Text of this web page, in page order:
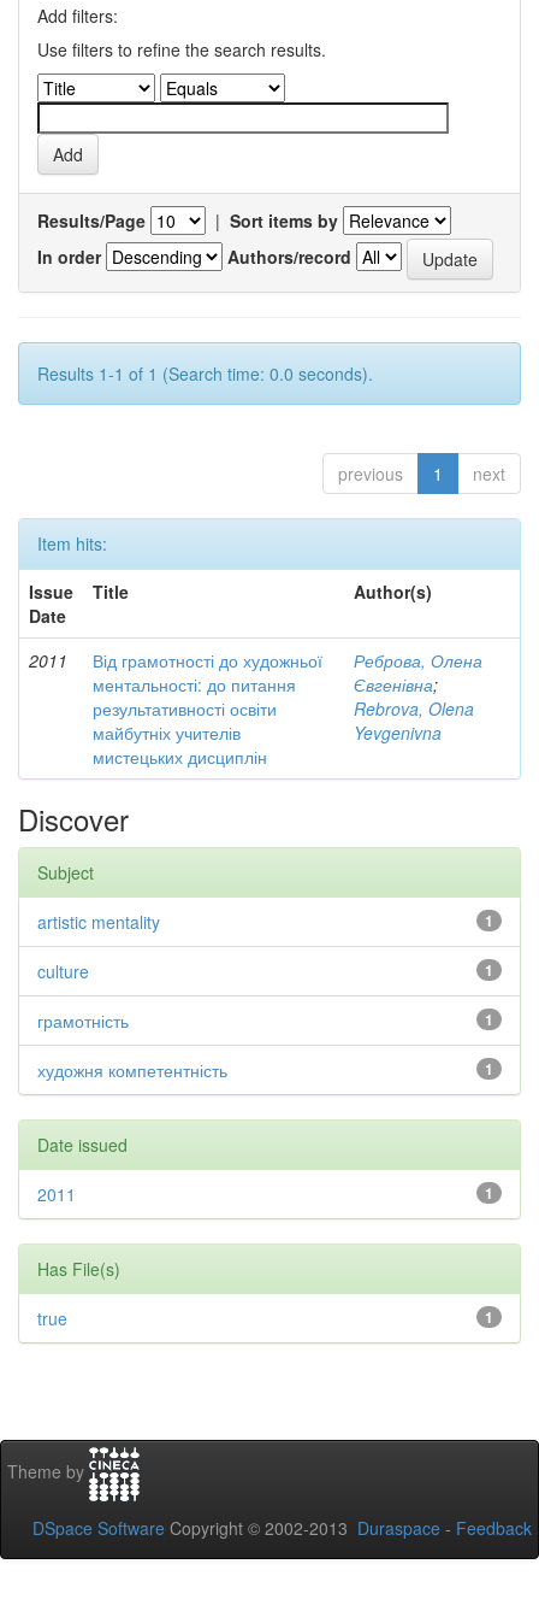
Add filters:
Use filters to refine the search results.
Results/Page | Sort items by
In order
Authors/record
Results 1-1 of 1 (Search time: 0.0 seconds).
previous 1 next
Item hits:
Issue
Date
Title Author(s)
2011
Від грамотності до художньої
ментальності: до питання
результативності освіти
майбутніх учителів
мистецьких дисциплін
Реброва, Олена
Євгенівна;
Rebrova, Olena
Yevgenivna
Discover
Subject
1
artistic mentality
1
culture
1
грамотність
1
художня компетентність
Date issued
1
2011
Has File(s)
1
true
Theme by
DSpace Software Copyright © 2002-2013 Duraspace - Feedback